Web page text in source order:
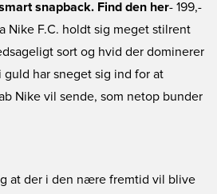
snapback. Find den her- 199,-
Nike F.C. holdt sig meget stilrent
sort og hvid der dominerer
har sneget sig ind for at
Nike vil sende, som netop bunder
at der i den nære fremtid vil blive